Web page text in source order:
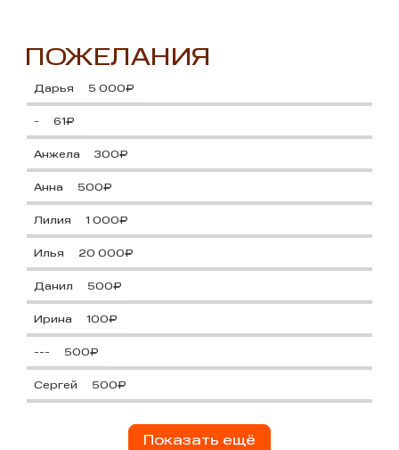
ПОЖЕЛАНИЯ
Дарья 5 000₽
- 61₽
Анжела 300₽
Анна 500₽
Лилия 1 000₽
Илья 20 000₽
Данил 500₽
Ирина 100₽
--- 500₽
Сергей 500₽
Показать ещё